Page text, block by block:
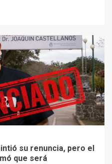
su renuncia, pero el
que será